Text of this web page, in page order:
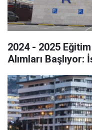
2024 - 2025
Alımları Başlıyor: